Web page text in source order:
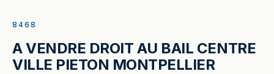
8468
A VENDRE DROIT AU BAIL CENTRE
VILLE PIETON MONTPELLIER